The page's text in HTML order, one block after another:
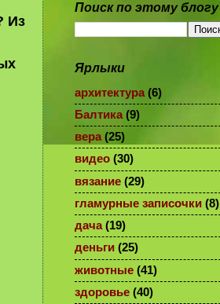
Из
Поиск по этому блогу
Ярлыки
архитектура (6)
Балтика (9)
вера (25)
видео (30)
вязание (29)
гламурные записочки (8)
дача (19)
деньги (25)
животные (41)
здоровье (40)